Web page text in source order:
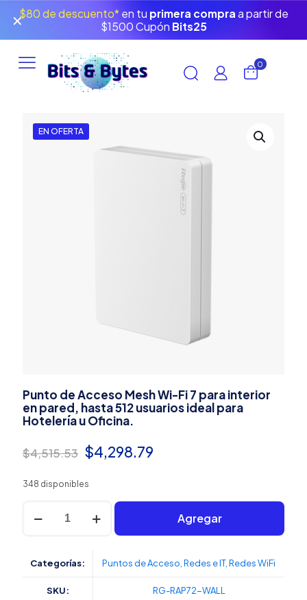
$80 de descuento*en tu primera compra a partir de
$1500 Cupón Bits25
✕
0
EN OFERTA
Punto de Acceso Mesh Wi-Fi 7 para interior
en pared, hasta 512 usuarios ideal para
Hotelería u Oficina.
$4,515.53 El
era:
$4,515.53.
$4,298.79
$4,298.79.
348 disponibles
Punto
Acceso
Wi-
Agregar
Categorías: Puntos de Acceso Redes e IT, Redes WiFi
SKU:
RG-RAP72-WALL